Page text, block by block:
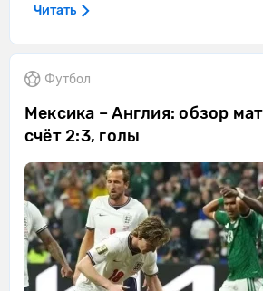
Читать
Футбол
Мексика – Англия: обзор
счёт 2:3, голы